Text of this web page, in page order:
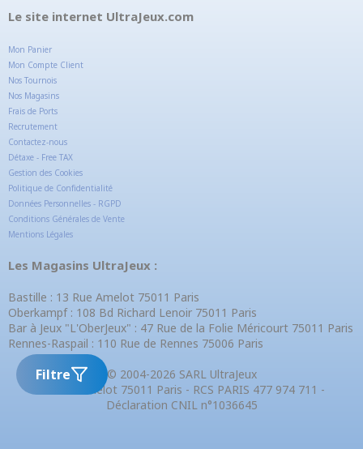
Filtre
Le site internet UltraJeux.com
Mon Panier
Mon Compte Client
Nos Tournois
Nos Magasins
Frais de Ports
Recrutement
Contactez-nous
Détaxe - Free TAX
Gestion des Cookies
Politique de Confidentialité
Données Personnelles - RGPD
Conditions Générales de Vente
Mentions Légales
Les Magasins UltraJeux :
Bastille : 13 Rue Amelot 75011 Paris
Oberkampf : 108 Bd Richard Lenoir 75011 Paris
Bar à Jeux "L'OberJeux" : 47 Rue de la Folie Méricourt 75011 Paris
Rennes-Raspail : 110 Rue de Rennes 75006 Paris
© 2004-2026 SARL UltraJeux
13 Rue Amelot 75011 Paris - RCS PARIS 477 974 711 -
Déclaration CNIL n°1036645